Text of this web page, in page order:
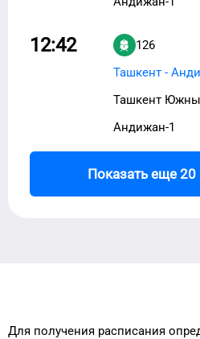
12:42
126
Ташкент -
Ташкент
Андижан-1
Показать еще
Для получения расписания